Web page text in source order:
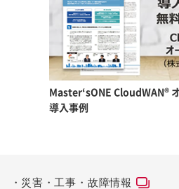
Master‘sONE CloudWAN®
導入事例
災害・工事・故障情報